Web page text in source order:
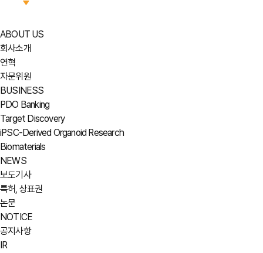
ABOUT US
회사소개
연혁
자문위원
BUSINESS
PDO Banking
Target Discovery
iPSC-Derived Organoid Research
Biomaterials
NEWS
보도기사
특허, 상표권
논문
NOTICE
공지사항
IR